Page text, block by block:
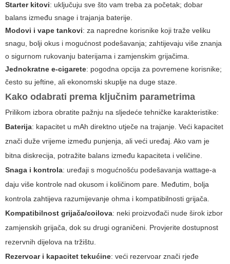
Starter kitovi: uključuju sve što vam treba za početak; dobar
balans između snage i trajanja baterije.
Modovi i vape tankovi: za napredne korisnike koji traže veliku
snagu, bolji okus i mogućnost podešavanja; zahtijevaju više znanja
o sigurnom rukovanju baterijama i zamjenskim grijačima.
Jednokratne e-cigarete: pogodna opcija za povremene korisnike;
često su jeftine, ali ekonomski skuplje na duge staze.
Kako odabrati prema ključnim parametrima
Prilikom izbora obratite pažnju na sljedeće tehničke karakteristike:
Baterija: kapacitet u mAh direktno utječe na trajanje. Veći kapacitet
znači duže vrijeme između punjenja, ali veći uređaj. Ako vam je
bitna diskrecija, potražite balans između kapaciteta i veličine.
Snaga i kontrola: uređaji s mogućnošću podešavanja wattage-a
daju više kontrole nad okusom i količinom pare. Međutim, bolja
kontrola zahtijeva razumijevanje ohma i kompatibilnosti grijača.
Kompatibilnost grijača/coilova: neki proizvođači nude širok izbor
zamjenskih grijača, dok su drugi ograničeni. Provjerite dostupnost
rezervnih dijelova na tržištu.
Rezervoar i kapacitet tekućine: veći rezervoar znači rjeđe